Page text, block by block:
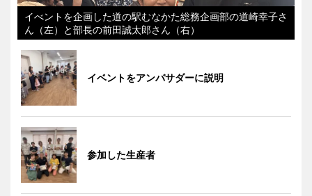
イべントを企画した道の駅むなかた総務企画部の道崎幸子さ
ん（左）と部長の前田誠太郎さん（右）
イベントをアンバサダーに説明
参加した生産者